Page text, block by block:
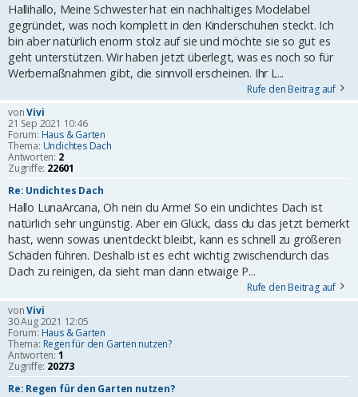
Hallihallo, Meine Schwester hat ein nachhaltiges Modelabel
gegründet, was noch komplett in den Kinderschuhen steckt. Ich
bin aber natürlich enorm stolz auf sie und möchte sie so gut es
geht unterstützen. Wir haben jetzt überlegt, was es noch so für
Werbemaßnahmen gibt, die sinnvoll erscheinen. Ihr L...
Rufe den Beitrag auf
vonVivi
21 Sep 2021 10:46
Forum: Haus & Garten
Thema: Undichtes Dach
Antworten: 2
Zugriffe: 22601
Re: Undichtes Dach
Hallo LunaArcana, Oh nein du Arme! So ein undichtes Dach ist
natürlich sehr ungünstig. Aber ein Glück, dass du das jetzt bemerkt
hast, wenn sowas unentdeckt bleibt, kann es schnell zu größeren
Schäden führen. Deshalb ist es echt wichtig zwischendurch das
Dach zu reinigen, da sieht man dann etwaige P...
Rufe den Beitrag auf
vonVivi
30 Aug 2021 12:05
Forum: Haus & Garten
Thema: Regen für den Garten nutzen?
Antworten: 1
Zugriffe: 20273
Re: Regen für den Garten nutzen?